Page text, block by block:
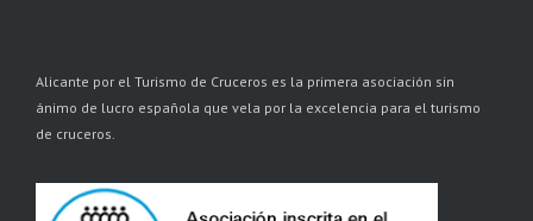
Alicante por el Turismo de Cruceros es la primera asociación sin
ánimo de lucro española que vela por la excelencia para el turismo
de cruceros.